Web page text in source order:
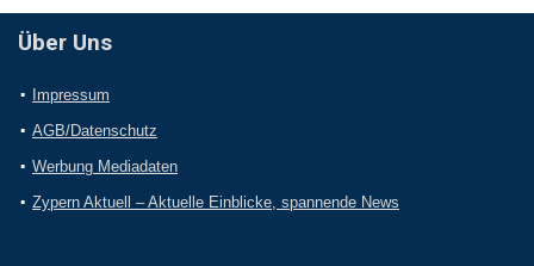
Über Uns
Impressum
AGB/Datenschutz
Werbung Mediadaten
Zypern Aktuell – Aktuelle Einblicke, spannende News